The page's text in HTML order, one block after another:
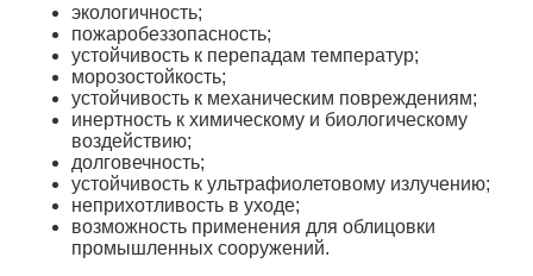
экологичность;
пожаробеззопасность;
устойчивость к перепадам температур;
морозостойкость;
устойчивость к механическим повреждениям;
инертность к химическому и биологическому
воздействию;
долговечность;
устойчивость к ультрафиолетовому излучению;
неприхотливость в уходе;
возможность применения для облицовки
промышленных сооружений.